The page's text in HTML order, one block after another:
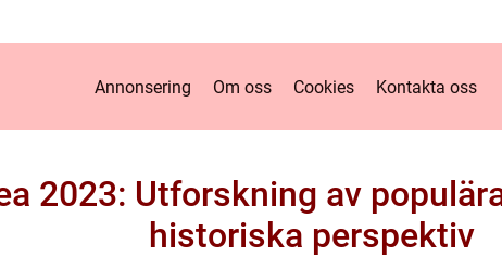
Annonsering Om oss Cookies Kontakta oss
2023: Utforskning av
historiska perspektiv